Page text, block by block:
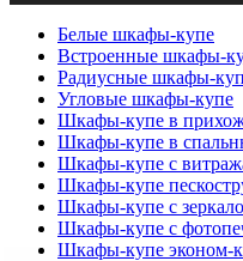
Белые шкафы-купе
Встроенные шкафы-
Радиусные шкафы-
Угловые шкафы-купе
Шкафы-купе в
Шкафы-купе в
Шкафы-купе с
Шкафы-купе
Шкафы-купе с
Шкафы-купе с
Шкафы-купе эконом-